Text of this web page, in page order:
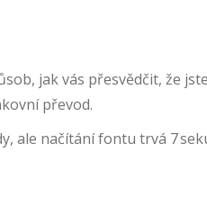
jak vás přesvědčit, že
převod.
ale načítání fontu trvá 7